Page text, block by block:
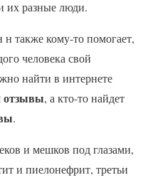
их разные люди.
также кому-то помогает,
человека свой
найти в интернете
отзывы, а кто-то найдет
.
и мешков под глазами,
и пиелонефрит, третьи